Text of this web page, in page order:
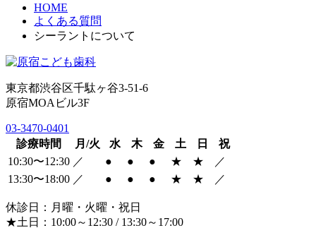
HOME
よくある質問
シーラントについて
東京都渋谷区千駄ヶ谷3-51-6
原宿MOAビル3F
03-3470-0401
診療時間
月/火 水 木 金 土 日
祝
10:30〜12:30 ／ ● ● ● ★ ★
／
13:30〜18:00 ／ ● ● ● ★ ★ ／
休診日：月曜・火曜・祝日
★土日：10:00～12:30 / 13:30～17:00